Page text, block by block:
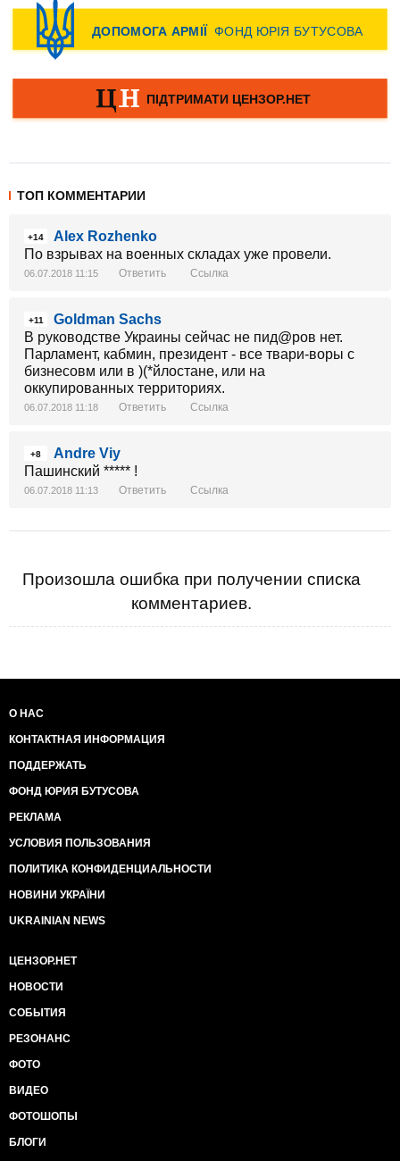
ТОП КОММЕНТАРИИ
+14
Alex Rozhenko
По взрывах на военных складах уже провели.
06.07.2018 11:15 Ответить Ссылка
+11
Goldman Sachs
В руководстве Украины сейчас не пид@ров нет.
Парламент, кабмин, президент - все твари-воры с
бизнесовм или в )(*йлостане, или на
оккупированных территориях.
06.07.2018 11:18 Ответить Ссылка
+8
Andre Viy
Пашинский ***** !
06.07.2018 11:13 Ответить Ссылка
Произошла ошибка при получении списка
комментариев.
О НАС
КОНТАКТНАЯ ИНФОРМАЦИЯ
ПОДДЕРЖАТЬ
ФОНД ЮРИЯ БУТУСОВА
РЕКЛАМА
УСЛОВИЯ ПОЛЬЗОВАНИЯ
ПОЛИТИКА КОНФИДЕНЦИАЛЬНОСТИ
НОВИНИ УКРАЇНИ
UKRAINIAN NEWS
ЦЕНЗОР.НЕТ
НОВОСТИ
СОБЫТИЯ
РЕЗОНАНС
ФОТО
ВИДЕО
ФОТОШОПЫ
БЛОГИ